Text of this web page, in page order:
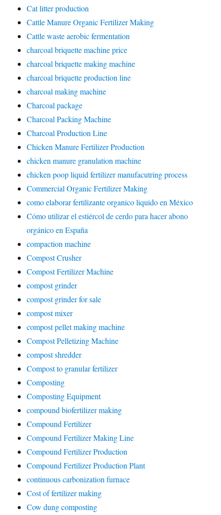
Cat litter production
Cattle Manure Organic Fertilizer Making
Cattle waste aerobic fermentation
charcoal briquette machine price
charcoal briquette making machine
charcoal briquette production line
charcoal making machine
Charcoal package
Charcoal Packing Machine
Charcoal Production Line
Chicken Manure Fertilizer Production
chicken manure granulation machine
chicken poop liquid fertilizer manufacutring process
Commercial Organic Fertilizer Making
como elaborar fertilizante organico liquido en México
Cómo utilizar el estiércol de cerdo para hacer abono
orgánico en España
compaction machine
Compost Crusher
Compost Fertilizer Machine
compost grinder
compost grinder for sale
compost mixer
compost pellet making machine
Compost Pelletizing Machine
compost shredder
Compost to granular fertilizer
Composting
Composting Equipment
compound biofertilizer making
Compound Fertilizer
Compound Fertilizer Making Line
Compound Fertilizer Production
Compound Fertilizer Production Plant
continuous carbonization furnace
Cost of fertilizer making
Cow dung composting